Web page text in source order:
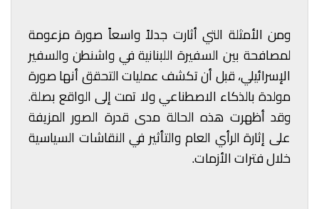
ومن الأمثلة التي أثارت جدلاً واسعاً صورة مزعومة
لمصافحة بين السفيرة اللبنانية في واشنطن والسفير
الإسرائيلي، قبل أن تكشف عمليات التحقق أنها صورة
مولدة بالذكاء الاصطناعي ولا تمت إلى الواقع بصلة.
وقد أظهرت هذه الحالة مدى قدرة الصور المزيفة
على إثارة الرأي العام والتأثير في النقاشات السياسية
خلال فترات الأزمات.